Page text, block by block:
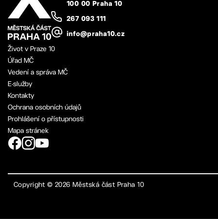
100 00 Praha 10
267 093 111
info@praha10.cz
Život v Praze 10
Úřad MČ
Vedení a správa MČ
E-služby
Kontakty
Ochrana osobních údajů
Prohlášení o přístupnosti
Mapa stránek
Copyright ©2026 Městská část Praha 10